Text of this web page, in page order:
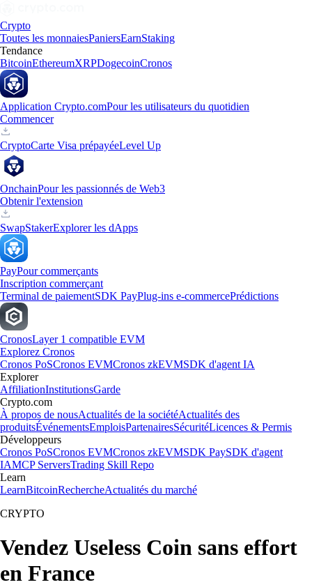
Crypto
Toutes les monnaiesPaniersEarnStaking
Tendance
BitcoinEthereumXRPDogecoinCronos
Application Crypto.comPour les utilisateurs du quotidien
Commencer
CryptoCarte Visa prépayéeLevel Up
OnchainPour les passionnés de Web3
Obtenir l'extension
SwapStakerExplorer les dApps
PayPour commerçants
Inscription commerçant
Terminal de paiementSDK PayPlug-ins e-commercePrédictions
CronosLayer 1 compatible EVM
Explorez Cronos
Cronos PoSCronos EVMCronos zkEVMSDK d'agent IA
Explorer
AffiliationInstitutionsGarde
Crypto.com
À propos de nousActualités de la sociétéActualités des
produitsÉvénementsEmploisPartenairesSécuritéLicences & Permis
Développeurs
Cronos PoSCronos EVMCronos zkEVMSDK PaySDK d'agent
IAMCP ServersTrading Skill Repo
Learn
LearnBitcoinRechercheActualités du marché
CRYPTO
Vendez Useless Coin sans effort
en France